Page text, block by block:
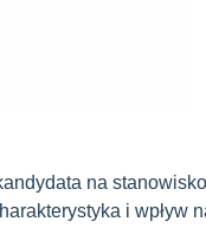
na
i wpływ